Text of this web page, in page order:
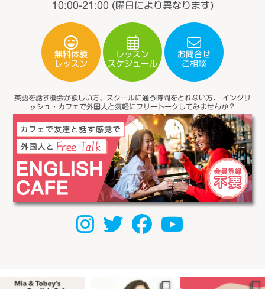
10:00-21:00 (曜日により異なります)
無料体験
レッスン
レッスン
スケジュール
お問合せ
ご相談
英語を話す機会が欲しい方、スクールに通う時間をとれない方、 イングリ
ッシュ・カフェで外国人と気軽にフリートークしてみませんか？